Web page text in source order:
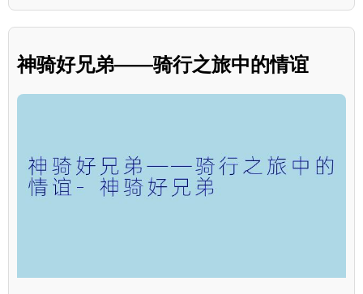
神骑好兄弟——骑行之旅中的情谊